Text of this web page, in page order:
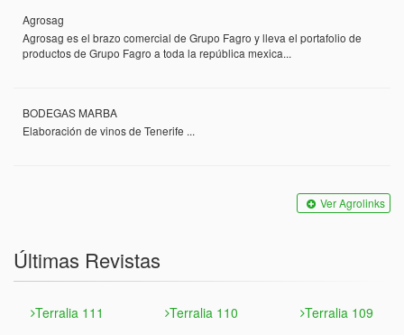
Agrosag
Agrosag es el brazo comercial de Grupo Fagro y lleva el portafolio de
productos de Grupo Fagro a toda la república mexica...
BODEGAS MARBA
Elaboración de vinos de Tenerife ...
Ver Agrolinks
Últimas Revistas
Terralia 111 Terralia 110
Terralia 109